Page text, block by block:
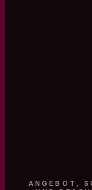
ANGEBOT,